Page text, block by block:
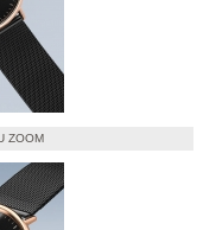
ZOOM